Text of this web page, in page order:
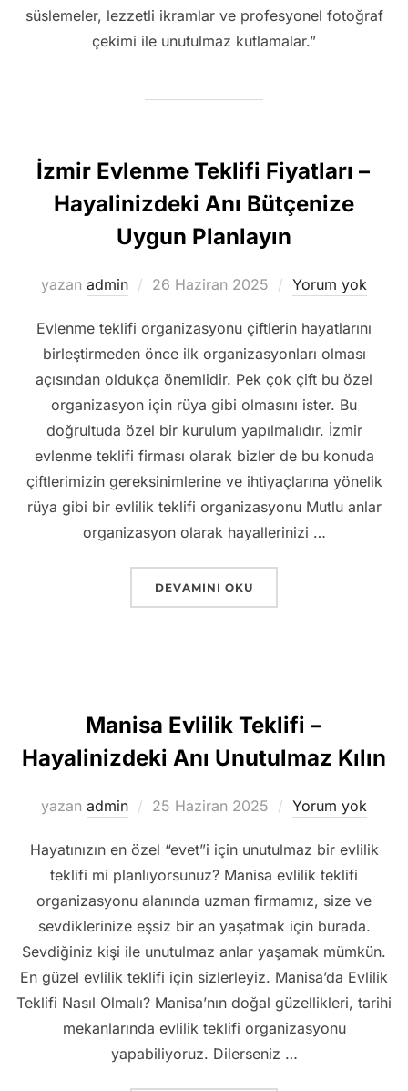
süslemeler, lezzetli ikramlar ve profesyonel fotoğraf
çekimi ile unutulmaz kutlamalar.”
İzmir Evlenme Teklifi Fiyatları –
Hayalinizdeki Anı Bütçenize
Uygun Planlayın
yazan admin
Yayımlanma
26 Haziran 2025 Yorum yok
Evlenme teklifi organizasyonu çiftlerin hayatlarını
birleştirmeden önce ilk organizasyonları olması
açısından oldukça önemlidir. Pek çok çift bu özel
organizasyon için rüya gibi olmasını ister. Bu
doğrultuda özel bir kurulum yapılmalıdır. İzmir
evlenme teklifi firması olarak bizler de bu konuda
çiftlerimizin gereksinimlerine ve ihtiyaçlarına yönelik
rüya gibi bir evlilik teklifi organizasyonu Mutlu anlar
organizasyon olarak hayallerinizi …
“İZMIR EVLENME TEKLIFI FIYATLARI –
DEVAMINI OKU
Manisa Evlilik Teklifi –
Hayalinizdeki Anı Unutulmaz Kılın
yazan admin
Yayımlanma
25 Haziran 2025 Yorum yok
Hayatınızın en özel “evet”i için unutulmaz bir evlilik
teklifi mi planlıyorsunuz? Manisa evlilik teklifi
organizasyonu alanında uzman firmamız, size ve
sevdiklerinize eşsiz bir an yaşatmak için burada.
Sevdiğiniz kişi ile unutulmaz anlar yaşamak mümkün.
En güzel evlilik teklifi için sizlerleyiz. Manisa’da Evlilik
Teklifi Nasıl Olmalı? Manisa’nın doğal güzellikleri, tarihi
mekanlarında evlilik teklifi organizasyonu
yapabiliyoruz. Dilerseniz …